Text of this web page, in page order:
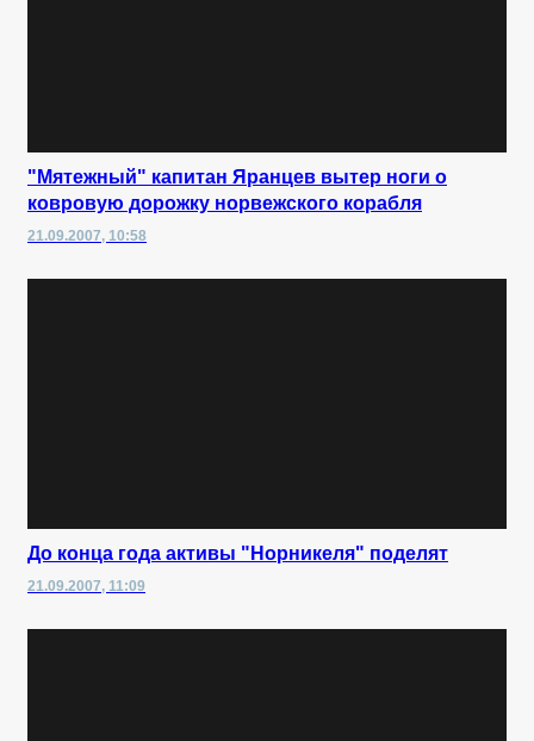
"Мятежный" капитан Яранцев вытер ноги о
ковровую дорожку норвежского корабля
21.09.2007, 10:58
До конца года активы "Норникеля" поделят
21.09.2007, 11:09